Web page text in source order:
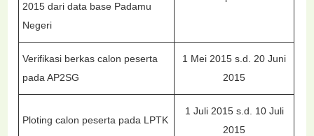
2015 dari data base Padamu
Negeri
Verifikasi berkas calon peserta
pada AP2SG
1 Mei 2015 s.d. 20 Juni
2015
Ploting calon peserta pada LPTK
1 Juli 2015 s.d. 10 Juli
2015